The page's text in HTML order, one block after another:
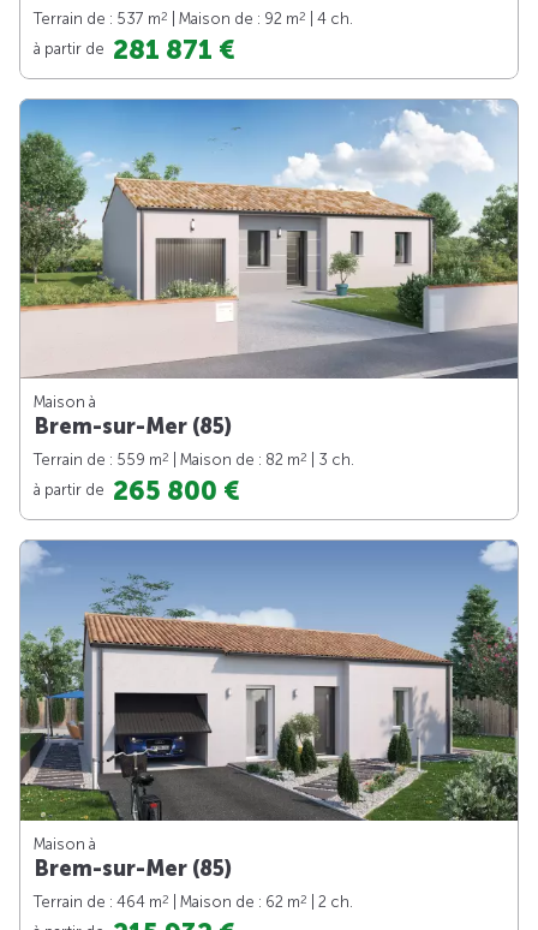
Terrain de : 537 m2 | Maison de : 92 m2
| 4 ch.
à partir de 281 871 €
Maison à
Brem-sur-Mer (85)
Terrain de : 559 m2 | Maison de : 82 m2
| 3 ch.
à partir de 265 800 €
Maison à
Brem-sur-Mer (85)
Terrain de : 464 m2 | Maison de : 62 m2
| 2 ch.